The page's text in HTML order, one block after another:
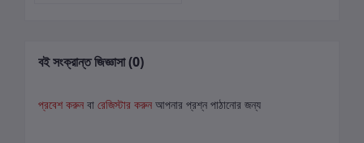
বই সংক্রান্ত জিজ্ঞাসা (0)
প্রবেশ করুন বা রেজিস্টার করুন আপনার প্রশ্ন পাঠানোর জন্য